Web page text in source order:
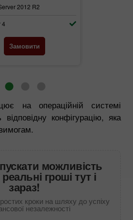
2012 R2
4
Замовити
на операційній системі
конфігурацію, яка
можливість
гроші тут і
зараз!
кроки на шляху до успіху
незалежності